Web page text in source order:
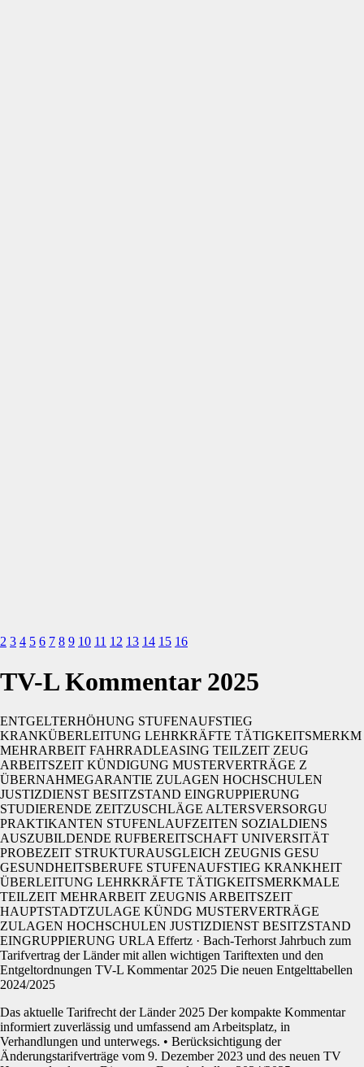
2 3 4 5 6 7 8 9 10 11 12 13 14 15 16
TV-L Kommentar 2025
ENTGELTERHÖHUNG STUFENAUFSTIEG
KRANKÜBERLEITUNG LEHRKRÄFTE TÄTIGKEITSMERKM
MEHRARBEIT FAHRRADLEASING TEILZEIT ZEUG
ARBEITSZEIT KÜNDIGUNG MUSTERVERTRÄGE Z
ÜBERNAHMEGARANTIE ZULAGEN HOCHSCHULEN
JUSTIZDIENST BESITZSTAND EINGRUPPIERUNG
STUDIERENDE ZEITZUSCHLÄGE ALTERSVERSORGU
PRAKTIKANTEN STUFENLAUFZEITEN SOZIALDIENS
AUSZUBILDENDE RUFBEREITSCHAFT UNIVERSITÄT
PROBEZEIT STRUKTURAUSGLEICH ZEUGNIS GESU
GESUNDHEITSBERUFE STUFENAUFSTIEG KRANKHEIT
ÜBERLEITUNG LEHRKRÄFTE TÄTIGKEITSMERKMALE
TEILZEIT MEHRARBEIT ZEUGNIS ARBEITSZEIT
HAUPTSTADTZULAGE KÜNDG MUSTERVERTRÄGE
ZULAGEN HOCHSCHULEN JUSTIZDIENST BESITZSTAND
EINGRUPPIERUNG URLA Effertz · Bach-Terhorst Jahrbuch zum
Tarifvertrag der Länder mit allen wichtigen Tariftexten und den
Entgeltordnungen TV-L Kommentar 2025 Die neuen Entgelttabellen
2024/2025
Das aktuelle Tarifrecht der Länder 2025 Der kompakte Kommentar
informiert zuverlässig und umfassend am Arbeitsplatz, in
Verhandlungen und unterwegs. • Berücksichtigung der
Änderungstarifverträge vom 9. Dezember 2023 und des neuen TV